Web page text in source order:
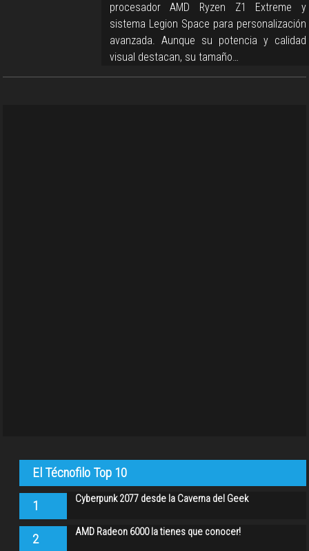
procesador AMD Ryzen Z1 Extreme y
sistema Legion Space para personalización
avanzada. Aunque su potencia y calidad
visual destacan, su tamaño…
El Técnofilo Top 10
1 Cyberpunk 2077 desde la Caverna del Geek
2 AMD Radeon 6000 la tienes que conocer!